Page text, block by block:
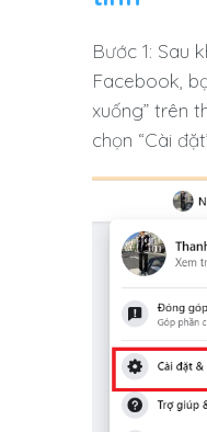
Bước 1: Sau
Facebook,
xuống” trên
chọn “Cài